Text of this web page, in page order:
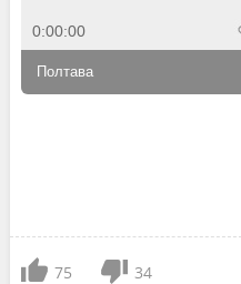
0:00:00
Полтава
75 34